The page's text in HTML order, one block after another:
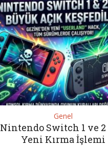
Genel
Nintendo Switch 1 ve
Yeni Kırma İşlemi